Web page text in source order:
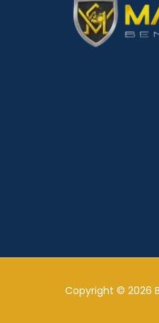
Copyright © 2026